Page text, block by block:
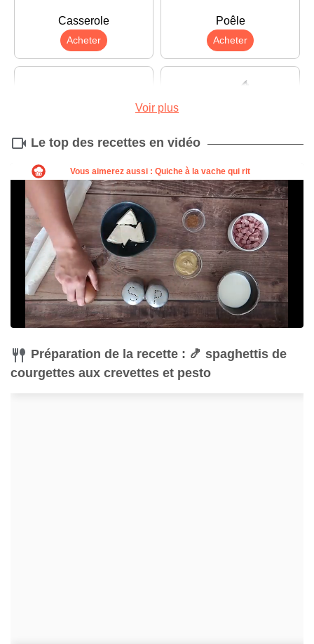
Casserole
Acheter
Poêle
Acheter
Planche à découper
Acheter Acheter
Voir plus
Le top des recettes en vidéo
Préparation de la recette : 🍤 spaghettis de
courgettes aux crevettes et pesto